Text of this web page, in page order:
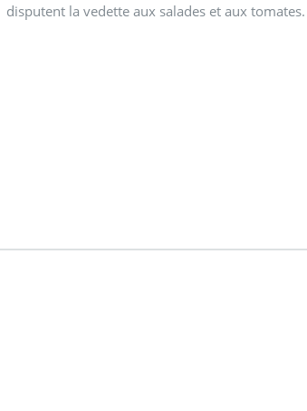
disputent la vedette aux salades et aux tomates.